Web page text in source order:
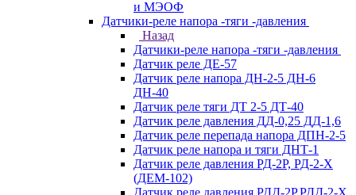
и МЭОФ
Датчики-реле напора -тяги -давления
Назад
Датчики-реле напора -тяги -давления
Датчик реле ДЕ-57
Датчик реле напора ДН-2-5 ДН-6
ДН-40
Датчик реле тяги ДТ 2-5 ДТ-40
Датчик реле давления ДД-0,25 ДД-1,6
Датчик реле перепада напора ДПН-2-5
Датчик реле напора и тяги ДНТ-1
Датчик реле давления РД-2Р, РД-2-Х
(ДЕМ-102)
Датчик реле давления РДД-2Р,РДД-2-Х